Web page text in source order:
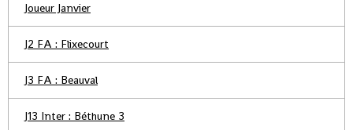
Joueur Janvier
J2 FA : Flixecourt
J3 FA : Beauval
J13 Inter : Béthune 3